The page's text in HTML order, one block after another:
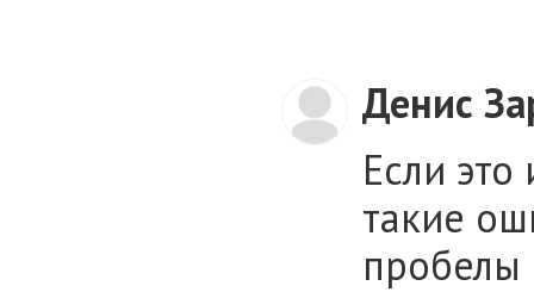
Денис
Если
такие
пробелы